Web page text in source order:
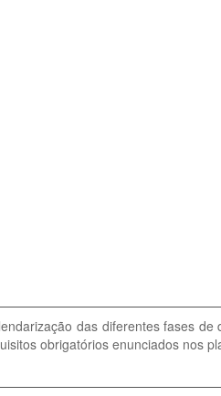
das diferentes fases
obrigatórios enunciados nos